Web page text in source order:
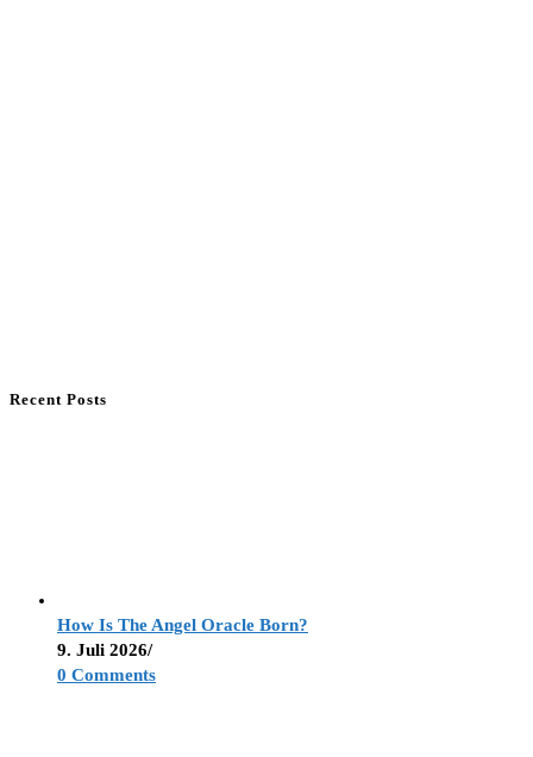
Recent Posts
How Is The Angel Oracle Born?
9. Juli 2026/
0 Comments